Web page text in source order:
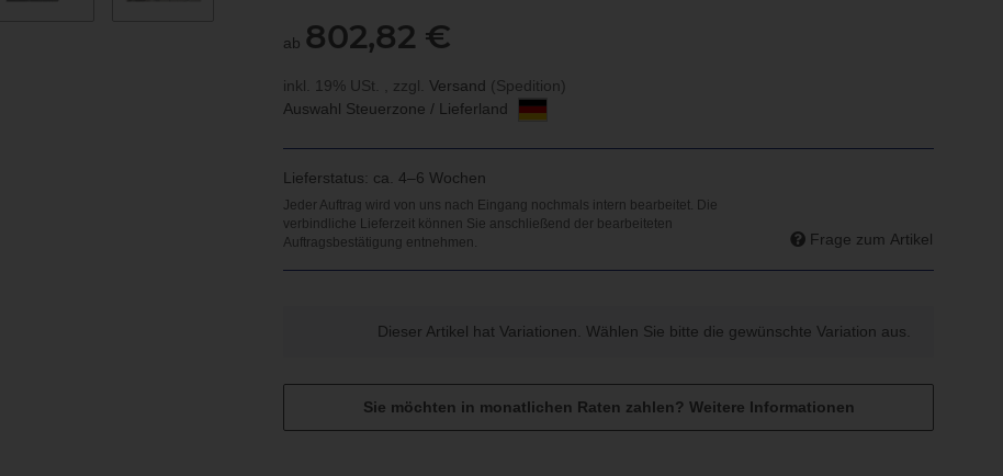
ab 802,82 €
inkl. 19% USt. , zzgl. Versand (Spedition)
Auswahl Steuerzone / Lieferland
Lieferstatus: ca. 4–6 Wochen
Frage zum Artikel
Dieser Artikel hat Variationen. Wählen Sie bitte die gewünschte Variation aus.
Sie möchten in monatlichen Raten zahlen? Weitere Informationen